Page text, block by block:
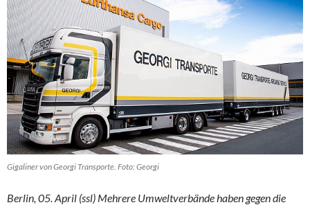
Gigaliner von Georgi Transporte. Foto: Georgi
Berlin, 05. April (ssl) Mehrere Umweltverbände haben gegen die